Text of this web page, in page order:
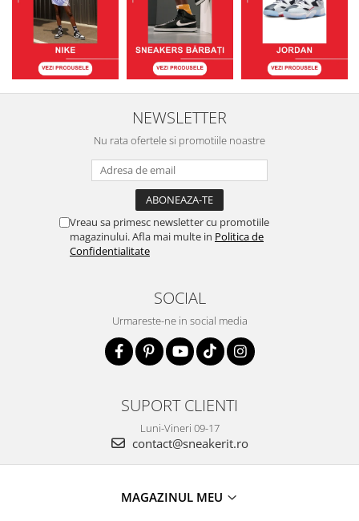
NEWSLETTER
Nu rata ofertele si promotiile noastre
Vreau sa primesc newsletter cu promotiile
magazinului. Afla mai multe in Politica de
Confidentialitate
SOCIAL
Urmareste-ne in social media
SUPORT CLIENTI
Luni-Vineri 09-17
contact@sneakerit.ro
MAGAZINUL MEU